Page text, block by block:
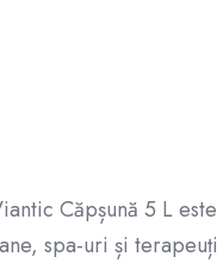
Căpșună 5 L este
spa-uri și terapeuți